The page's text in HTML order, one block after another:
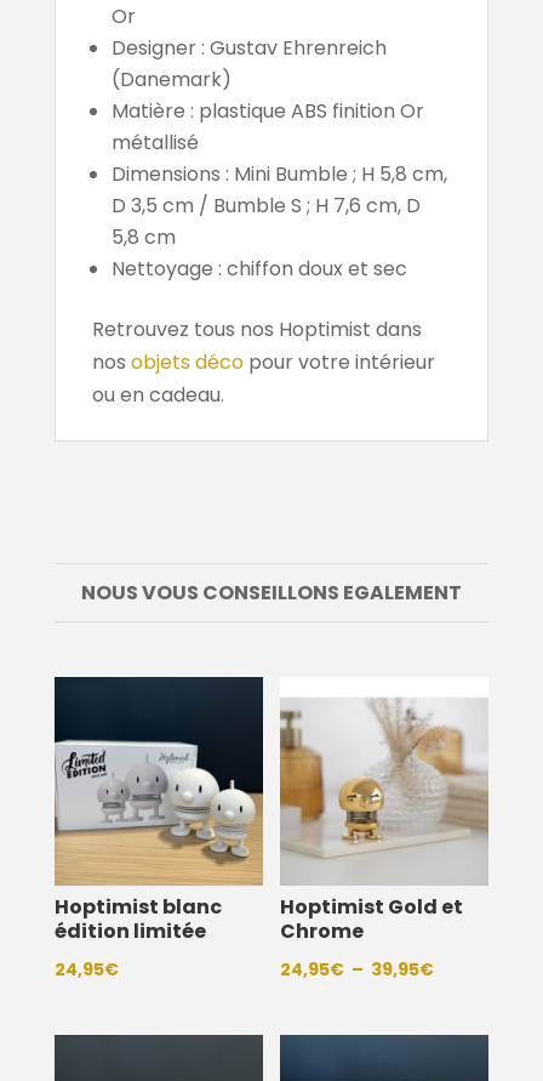
Or
Designer : Gustav Ehrenreich
(Danemark)
Matière : plastique ABS finition Or
métallisé
Dimensions : Mini Bumble ; H 5,8 cm,
D 3,5 cm / Bumble S ; H 7,6 cm, D
5,8 cm
Nettoyage : chiffon doux et sec
Retrouvez tous nos Hoptimist dans
nos objets décopour votre intérieur
ou en cadeau.
NOUS VOUS CONSEILLONS EGALEMENT
Hoptimist blanc
édition limitée
24,95€
Hoptimist Gold et
Chrome
24,95€ – 39,95€Plage
prix :